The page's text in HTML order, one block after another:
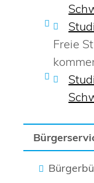
Freie